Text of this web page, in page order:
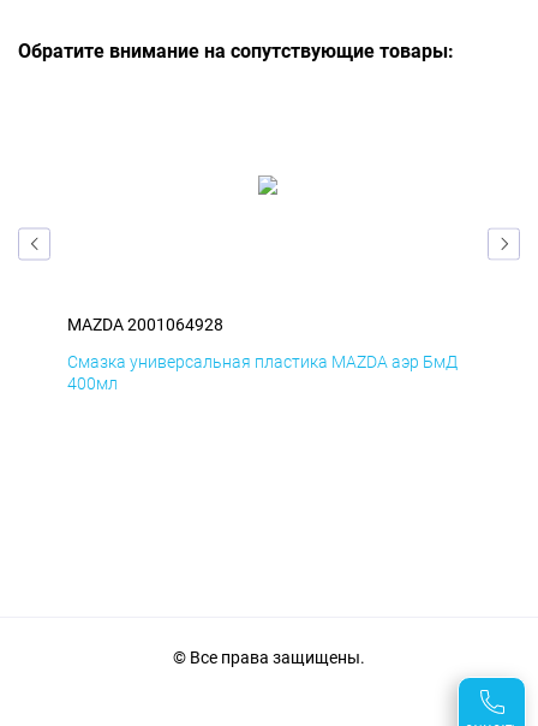
Обратите внимание на сопутствующие товары:
MAZDA 2001064928
Смазка универсальная пластика MAZDA аэр БмД
400мл
© Все права защищены.